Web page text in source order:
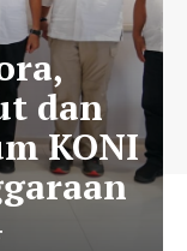
dan
KONI